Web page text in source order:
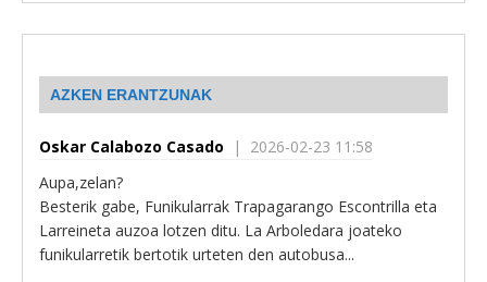
AZKEN ERANTZUNAK
Oskar Calabozo Casado | 2026-02-23 11:58
Aupa,zelan?
Besterik gabe, Funikularrak Trapagarango Escontrilla eta
Larreineta auzoa lotzen ditu. La Arboledara joateko
funikularretik bertotik urteten den autobusa...